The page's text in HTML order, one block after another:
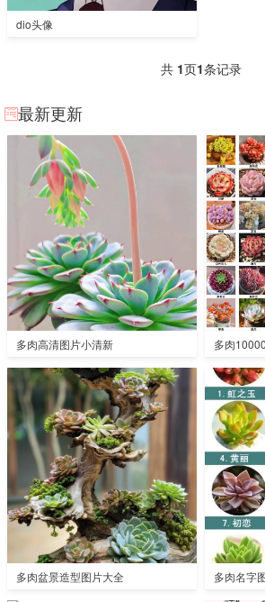
dio头像
共 1页1条记录
最新更新
多肉高清图片小清新 多肉
多肉盆景造型图片大全 多肉名字